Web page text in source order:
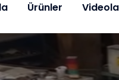
Ürünler